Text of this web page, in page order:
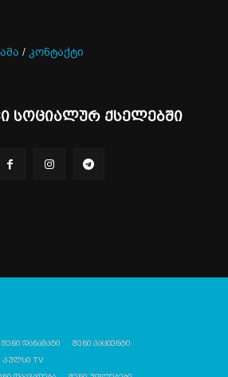
/ კონტაქტი
სოციალურ ქსელებში
შენი დანამატი
შენი პაციენტი
პულსი TV